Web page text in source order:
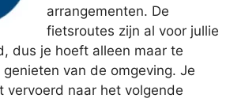
arrangementen. De
fietsroutes zijn al voor jullie
dus je hoeft alleen maar te
van de omgeving. Je
vervoerd naar het volgende